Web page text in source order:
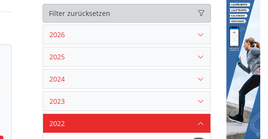
Filter zurücksetzen
2026
2025
2024
2023
2022